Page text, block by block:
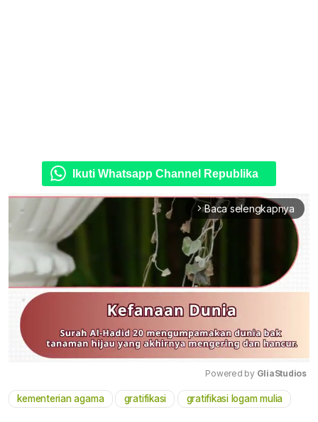
Ikuti Whatsapp Channel Republika
arrow_forward_ios Baca selengkapnya
Mute
Powered by GliaStudios
kementerian agama gratifikasi gratifikasi logam mulia